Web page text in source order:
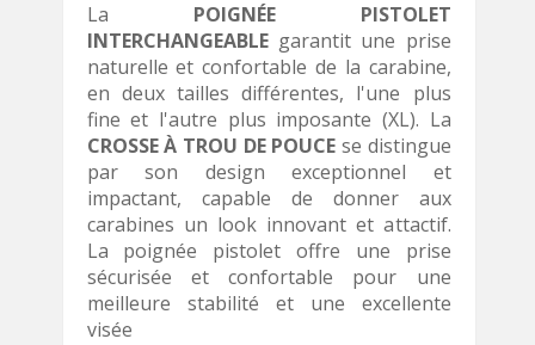
La POIGNÉE PISTOLET
INTERCHANGEABLEgarantit une prise
naturelle et confortable de la carabine,
en deux tailles différentes, l'une plus
fine et l'autre plus imposante (XL). La
CROSSE À TROU DE POUCE se distingue
par son design exceptionnel et
impactant, capable de donner aux
carabines un look innovant et attactif.
La poignée pistolet offre une prise
sécurisée et confortable pour une
meilleure stabilité et une excellente
visée